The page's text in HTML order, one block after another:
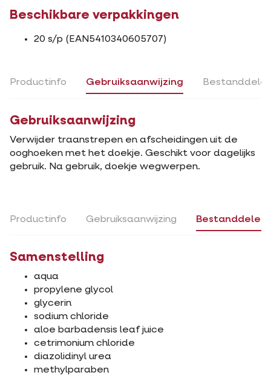
Beschikbare verpakkingen
20 s/p (EAN5410340605707)
Productinfo Gebruiksaanwijzing
Gebruiksaanwijzing
Verwijder traanstrepen en afscheidingen uit de
ooghoeken met het doekje. Geschikt voor dagelijks
gebruik. Na gebruik, doekje wegwerpen.
Productinfo Gebruiksaanwijzing Bestanddelen
Samenstelling
aqua
propylene glycol
glycerin
sodium chloride
aloe barbadensis leaf juice
cetrimonium chloride
diazolidinyl urea
methylparaben